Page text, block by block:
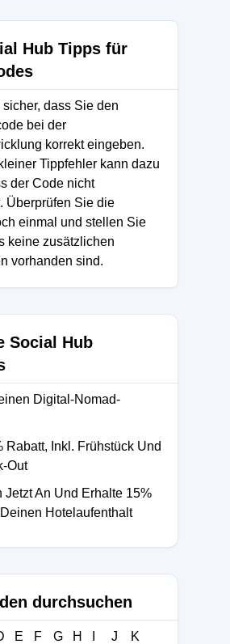
Hub Tipps für
dass Sie den
bei der
korrekt eingeben.
Tippfehler kann dazu
der Code nicht
Überprüfen Sie die
einmal und stellen Sie
keine zusätzlichen
vorhanden sind.
Social Hub
Digital-Nomad-
Rabatt, Inkl. Frühstück Und
Out
Jetzt An Und Erhalte 15%
Hotelaufenthalt
durchsuchen
E F G H J
K